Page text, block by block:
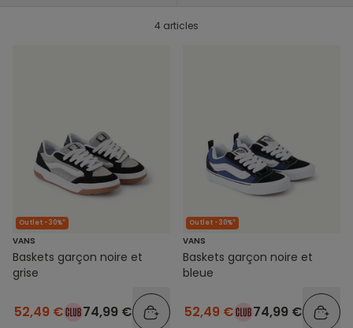
4 articles
Outlet -30%*
VANS
Baskets garçon noire et
grise
52,49 € 74,99 €
Outlet -30%*
VANS
Baskets garçon noire et
bleue
52,49 € 74,99 €